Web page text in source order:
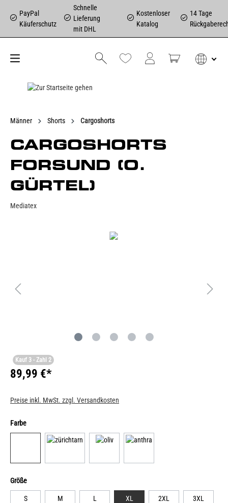
PayPal
Käuferschutz
Schnelle
Lieferung
mit DHL
Kostenloser
Katalog
14 Tage
Männer Shorts Cargoshorts
CARGOSHORTS
FORSUND (O.
GÜRTEL)
Mediatex
Kauf 3 - Zahl 2
89,99 €*
Preise inkl. MwSt. zzgl. Versandkosten
Farbe
Größe
S M L XL 2XL 3XL